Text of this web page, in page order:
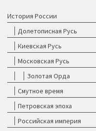
История России
Долетописная Русь
Киевская Русь
Московская Русь
Золотая Орда
Смутное время
Петровская эпоха
Российская империя